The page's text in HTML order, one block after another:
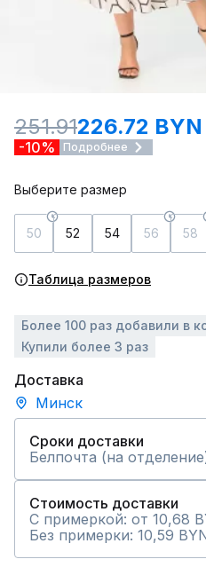
251.91226.72 BYN
-10% Подробнее
Выберите размер
50 52 54 56 58
Таблица размеров
Более 100 раз добавили в
Купили более 3 раз
Доставка
Минск
Сроки доставки
Белпочта (на
Стоимость доставки
С примеркой: от 10,68
Без примерки: 10,59